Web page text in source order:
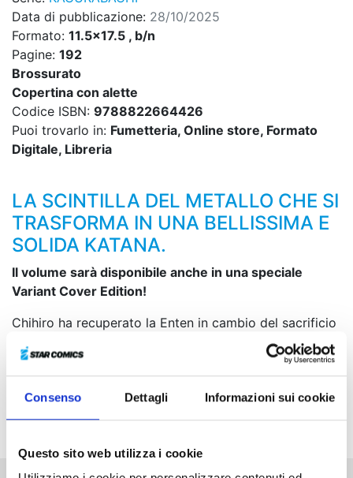
Consenso Dettagli Informazioni sui cookie
Questo sito web utilizza i cookie
Data di pubblicazione: 28/10/2025
Formato: 11.5x17.5 , b/n
Pagine: 192
Brossurato
Copertina con alette
Codice ISBN: 9788822664426
Puoi trovarlo in: Fumetteria, Online store, Formato
Digitale, Libreria
LA SCINTILLA DEL METALLO CHE SI
TRASFORMA IN UNA BELLISSIMA E
SOLIDA KATANA.
Il volume sarà disponibile anche in una speciale
Variant Cover Edition!
Chihiro ha recuperato la Enten in cambio del sacrificio
della Kuregumo. Dentro il Magazzino, sopportando i
feroci attacchi di Kyora, che manovra quello spazio a
piacere, sta ora cercando di liberare con l’aiuto di
Hakuri tutte le persone rinchiuse. Alla fine del violento
scontro, però, Kyora allunga la mano verso qualcosa...